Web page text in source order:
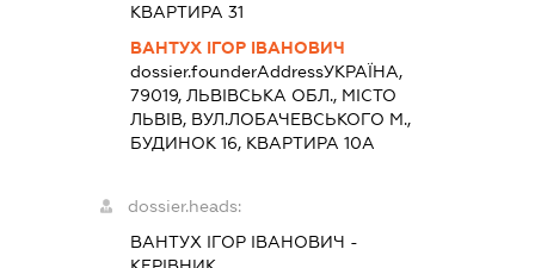
КВАРТИРА 31
ВАНТУХ ІГОР ІВАНОВИЧ
dossier.founderAddressУКРАЇНА,
79019, ЛЬВІВСЬКА ОБЛ., МІСТО
ЛЬВІВ, ВУЛ.ЛОБАЧЕВСЬКОГО М.,
БУДИНОК 16, КВАРТИРА 10А
dossier.heads:
ВАНТУХ ІГОР ІВАНОВИЧ -